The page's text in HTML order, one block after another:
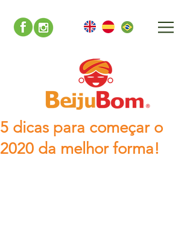
5 dicas para começar o
2020 da melhor forma!